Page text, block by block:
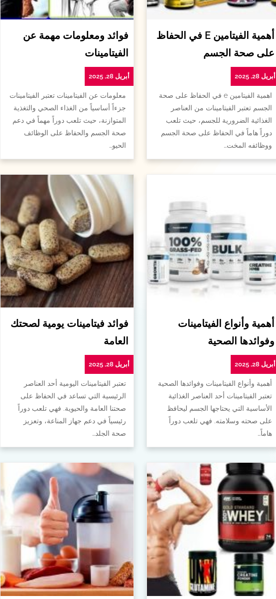
أهمية الفيتامين E في الحفاظ
على صحة الجسم
أبريل 28, 2025
اهمية الفيتامين e في الحفاظ على صحة
الجسم تعتبر الفيتامينات من العناصر
الغذائية الضرورية للجسم، حيث تلعب
دوراً هاماً في الحفاظ على صحة الجسم
ووظائفه المخت…
فوائد ومعلومات مهمة عن
الفيتامينات
أبريل 28, 2025
معلومات عن الفيتامينات تعتبر الفيتامينات
جزءاً أساسياً من الغذاء الصحي والتغذية
المتوازنة، حيث تلعب دوراً مهماً في دعم
صحة الجسم والحفاظ على الوظائف
الحيو…
أهمية وأنواع الفيتامينات
وفوائدها الصحية
أبريل 28, 2025
أهمية وأنواع الفيتامينات وفوائدها الصحية
تعتبر الفيتامينات أحد العناصر الغذائية
الأساسية التي يحتاجها الجسم ليحافظ
على صحته وسلامته. فهي تلعب دوراً
هاماً…
فوائد فيتامينات يومية لصحتك
العامة
أبريل 28, 2025
تعتبر الفيتامينات اليومية أحد العناصر
الرئيسية التي تساعد في الحفاظ على
صحتنا العامة والحيوية. فهي تلعب دوراً
رئيسياً في دعم جهاز المناعة، وتعزيز
صحة الجلد…